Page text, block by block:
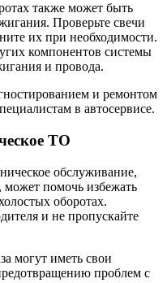
также может быть
Проверьте свечи
их при необходимости.
компонентов системы
и провода.
и ремонтом
в автосервисе.
ТО
обслуживание,
может помочь избежать
оборотах.
и не пропускайте
могут иметь свои
проблем с